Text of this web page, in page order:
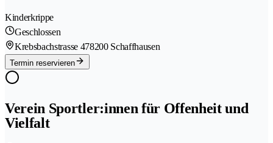
Kinderkrippe
Geschlossen
Krebsbachstrasse 478200 Schaffhausen
Termin reservieren
Verein Sportler:innen für Offenheit und
Vielfalt